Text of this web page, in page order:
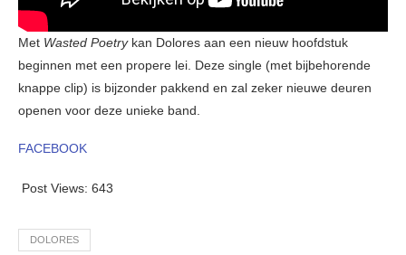
Met Wasted Poetry kan Dolores aan een nieuw hoofdstuk
beginnen met een propere lei. Deze single (met bijbehorende
knappe clip) is bijzonder pakkend en zal zeker nieuwe deuren
openen voor deze unieke band.
FACEBOOK
Post Views: 643
DOLORES